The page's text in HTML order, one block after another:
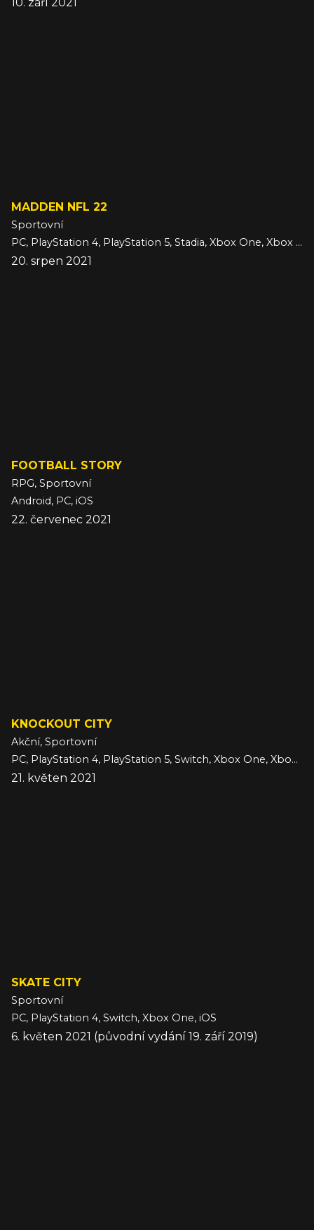
MADDEN NFL 22
Sportovní
PC, PlayStation 4, PlayStation 5, Stadia, Xbox One, Xbox Series
20. srpen 2021
FOOTBALL STORY
RPG, Sportovní
Android, PC, iOS
22. červenec 2021
KNOCKOUT CITY
Akční, Sportovní
PC, PlayStation 4, PlayStation 5, Switch, Xbox One, Xbox Series
21. květen 2021
SKATE CITY
Sportovní
PC, PlayStation 4, Switch, Xbox One, iOS
6. květen 2021 (původní vydání 19. září 2019)